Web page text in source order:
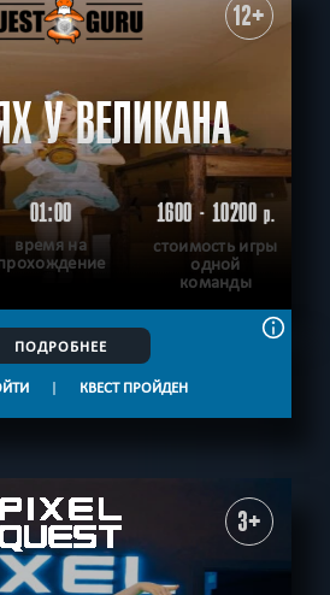
12+
У ВЕЛИКАНА
01:00
время на
1600 - 10200р.
стоимость игры
одной
команды
ПОДРОБНЕЕ
| КВЕСТ ПРОЙДЕН
3+